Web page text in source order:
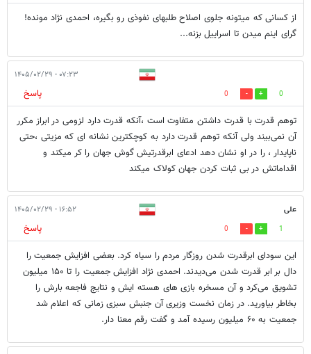
از کسانی که میتونه جلوی اصلاح طلبهای نفوذی رو بگیره، احمدی نژاد مونده!
گرای اینم میدن تا اسراییل بزنه...
۰۷:۲۳ - ۱۴۰۵/۰۲/۲۹
0
0
پاسخ
توهم قدرت با قدرت داشتن متفاوت است ،آنکه قدرت دارد لزومی در ابراز مکرر
آن نمی‌بیند ولی آنکه توهم قدرت دارد به کوچکترین نشانه ای که مزیتی ،حتی
ناپایدار ، را در او نشان دهد ادعای ابرقدرتیش گوش جهان را کر میکند و
اقداماتش در بی ثبات کردن جهان کولاک میکند
علی ۱۶:۵۲ - ۱۴۰۵/۰۲/۲۹
1
0
پاسخ
این سودای ابرقدرت شدن روزگار مردم را سیاه کرد. بعضی افزایش جمعیت را
دال بر ابر قدرت شدن می‌دیدند. احمدی نژاد افزایش جمعیت را تا ۱۵۰ میلیون
تشویق می‌کرد و آن مسخره بازی های هسته ایش و نتایج فاجعه بارش را
بخاطر بیاورید. در زمان نخست وزیری آن جنبش سبزی زمانی که اعلام شد
جمعیت به ۶۰ میلیون رسیده آمد و گفت رقم معنا دار.